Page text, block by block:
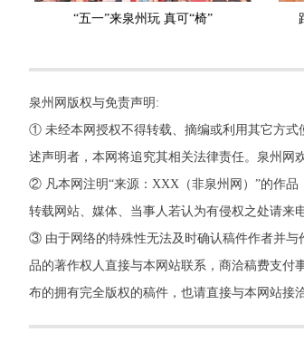
“五一”来泉州玩 真可“椅”
泉州网版权与免责声明:
① 未经本网授权不得转载、摘编或利用其它方式
述声明者，本网将追究其相关法律责任。泉州网
② 凡本网注明“来源：XXX（非泉州网）”的作品
转载网站、媒体、当事人若认为有侵权之处请来
③ 由于网络的特殊性无法及时确认稿件作者并与
品的著作权人直接与本网站联系，商洽稿费支付
布的拥有完全版权的稿件，也请直接与本网站接